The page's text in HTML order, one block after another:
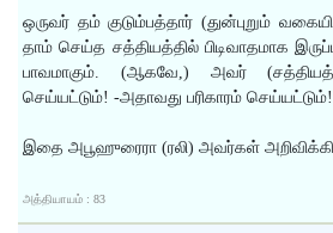
ஒருவர் தம் குடும்பத்தார் (துன்புறும்
தாம் செய்த சத்தியத்தில் பிடிவாதமாக
பாவமாகும். (ஆகவே,) அவர்
செய்யட்டும்! -அதாவது பரிகாரம் செய்யட்டும்!
இதை அபூஹுரைரா (ரலி) அவர்கள்
அத்தியாயம் : 83